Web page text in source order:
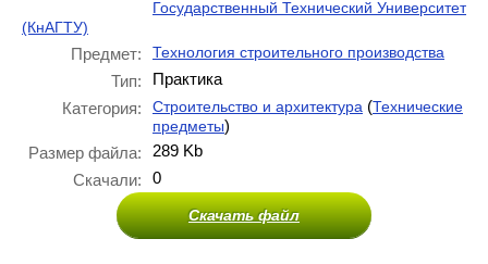
Государственный Технический Университет
(КнАГТУ)
Предмет: Технология строительного производства
Тип:
Практика
Категория:
Строительство и архитектура (Технические
предметы)
Размер файла:
289 Kb
Скачали:
0
Скачать файл